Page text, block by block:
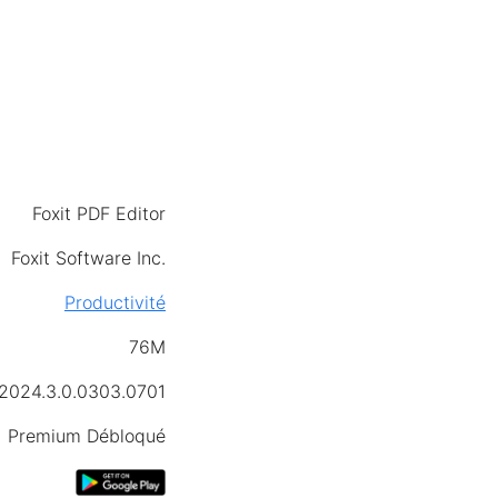
Foxit PDF Editor
Foxit Software Inc.
Productivité
76M
2024.3.0.0303.0701
Premium Débloqué